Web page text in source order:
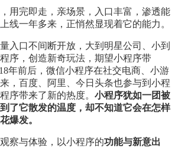
用完即走，亲场景，入口丰富，渗透能
上线一年多来，正悄然显现着它的能力。
入口不间断开放，大到明星公司、小到
序，创造新奇玩法，期望小程序带
年前后，微信小程序在社交电商、小游
，百度、阿里、今日头条也参与到小程
序带来了新的热度。 小程序犹如一团被
了它散发的温度，却不知道它会在怎样
爆发。
察与体验，以小程序的功能与新意出